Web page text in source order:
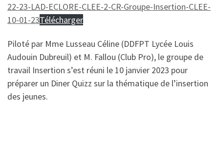
22-23-LAD-ECLORE-CLEE-2-CR-Groupe-Insertion-CLEE-
10-01-23Télécharger
Piloté par Mme Lusseau Céline (DDFPT Lycée Louis
Audouin Dubreuil) et M. Fallou (Club Pro), le groupe de
travail Insertion s’est réuni le 10 janvier 2023 pour
préparer un Diner Quizz sur la thématique de l’insertion
des jeunes.